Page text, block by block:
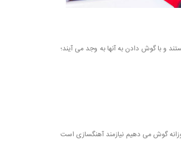
و با گوش دادن به آنها به وجد می آیند؛
گوش می دهیم نیازمند آهنگسازی است